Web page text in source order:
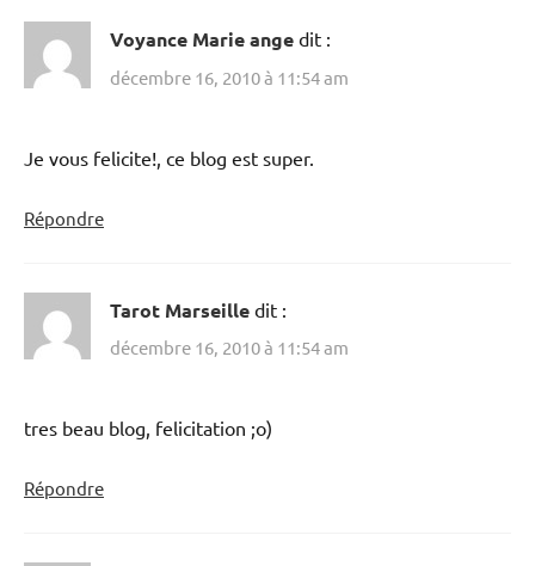
Voyance Marie ange dit :
décembre 16, 2010 à 11:54 am
Je vous felicite!, ce blog est super.
Répondre
Tarot Marseille dit :
décembre 16, 2010 à 11:54 am
tres beau blog, felicitation ;o)
Répondre